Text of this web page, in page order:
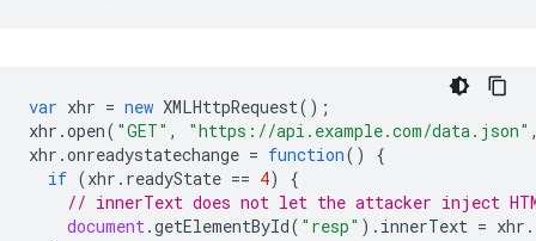
var xhr = new XMLHttpRequest();
xhr .open( "GET" , "https://api.example.com/data.json"
xhr .onreadystatechange = function()
{
if (xhr . readyState == 4)
{
// innerText does not let the attacker inject
document.getElementById( "resp" ). innerText = xhr .